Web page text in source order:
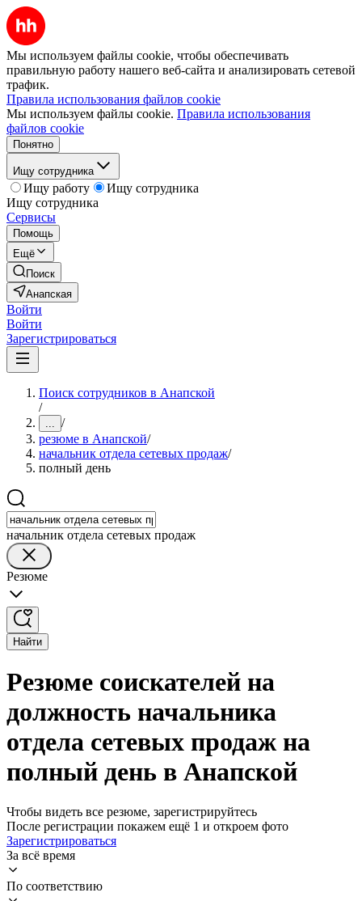
Мы используем файлы cookie, чтобы обеспечивать
правильную работу нашего веб-сайта и анализировать сетевой
трафик.
Правила использования файлов cookie
Мы используем файлы cookie. Правила использования
файлов cookie
Понятно
Ищу сотрудника
Ищу работу
Ищу сотрудника
Ищу сотрудника
Сервисы
Помощь
Ещё
Поиск
Анапская
Войти
Войти
Зарегистрироваться
Поиск сотрудников в Анапской
/
... /
резюме в Анапской/
начальник отдела сетевых продаж/
полный день
начальник отдела сетевых продаж
Резюме
Найти
Резюме соискателей на
должность начальника
отдела сетевых продаж на
полный день в Анапской
Чтобы видеть все резюме, зарегистрируйтесь
После регистрации покажем ещё 1 и откроем фото
Зарегистрироваться
За всё время
По соответствию